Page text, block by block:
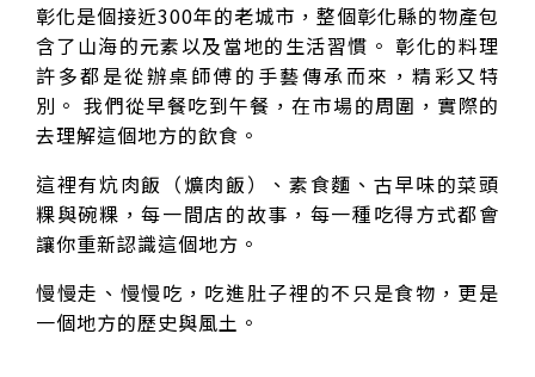
彰化是個接近300年的老城市，整個彰化縣的物產包
含了山海的元素以及當地的生活習慣。 彰化的料理
許多都是從辦桌師傅的手藝傳承而來，精彩又特
別。 我們從早餐吃到午餐，在市場的周圍，實際的
去理解這個地方的飲食。
這裡有炕肉飯（爌肉飯）、素食麵、古早味的菜頭
粿與碗粿，每一間店的故事，每一種吃得方式都會
讓你重新認識這個地方。
慢慢走、慢慢吃，吃進肚子裡的不只是食物，更是
一個地方的歷史與風土。